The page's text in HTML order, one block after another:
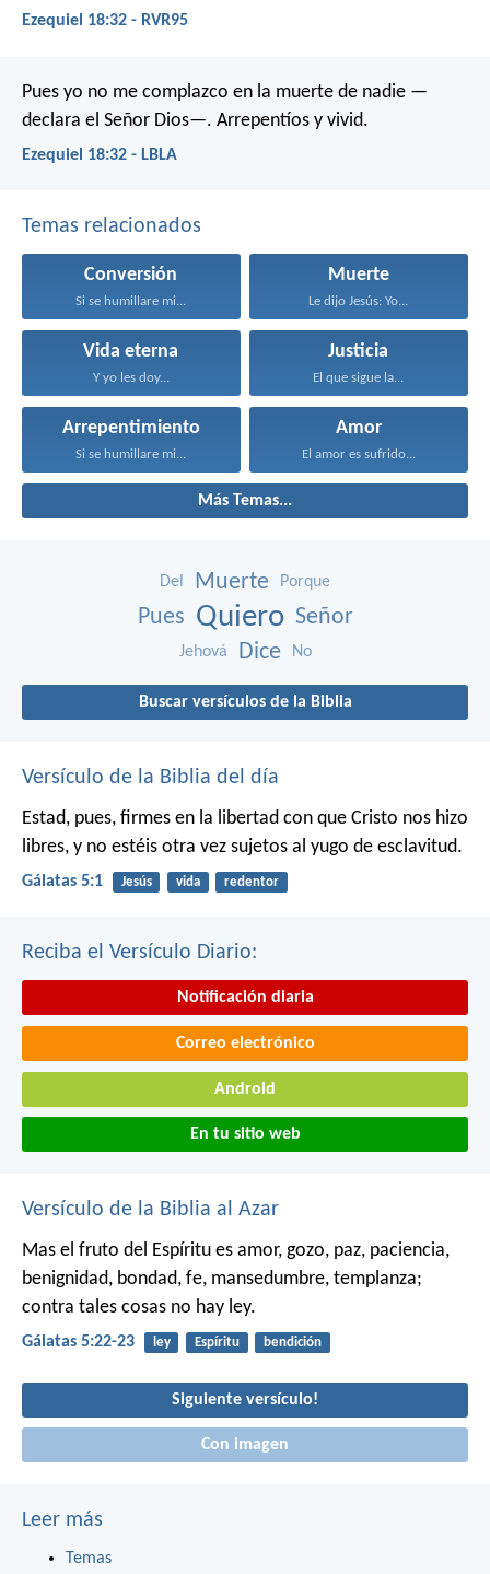
Ezequiel 18:32 - RVR95
Pues yo no me complazco en la muerte de nadie —
declara el Señor Dios—. Arrepentíos y vivid.
Ezequiel 18:32 - LBLA
Temas relacionados
Conversión
Si se humillare mi...
Muerte
Le dijo Jesús: Yo...
Vida eterna
Y yo les doy...
Justicia
El que sigue la...
Arrepentimiento
Si se humillare mi...
Amor
El amor es sufrido...
Más Temas...
Del Muerte Porque
Pues Quiero Señor
Jehová Dice No
Buscar versículos de la Biblia
Versículo de la Biblia del día
Estad, pues, firmes en la libertad con que Cristo nos hizo
libres, y no estéis otra vez sujetos al yugo de esclavitud.
Gálatas 5:1 Jesús vida redentor
Reciba el Versículo Diario:
Notificación diaria
Correo electrónico
Android
En tu sitio web
Versículo de la Biblia al Azar
Mas el fruto del Espíritu es amor, gozo, paz, paciencia,
benignidad, bondad, fe, mansedumbre, templanza;
contra tales cosas no hay ley.
Gálatas 5:22-23 ley Espíritu bendición
Siguiente versículo!
Con imagen
Leer más
Temas